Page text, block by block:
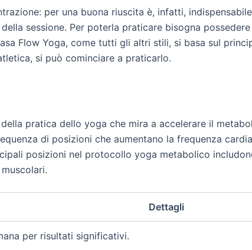
per una buona riuscita è, infatti,
sessione. Per poterla praticare bisogna
Flow Yoga, come tutti gli altri stili, si basa sul
si può cominciare a praticarlo.
pratica dello yoga che mira a accelerare il
di posizioni che aumentano la frequenza
posizioni nel protocollo yoga metabolico
Dettagli
per risultati significativi.